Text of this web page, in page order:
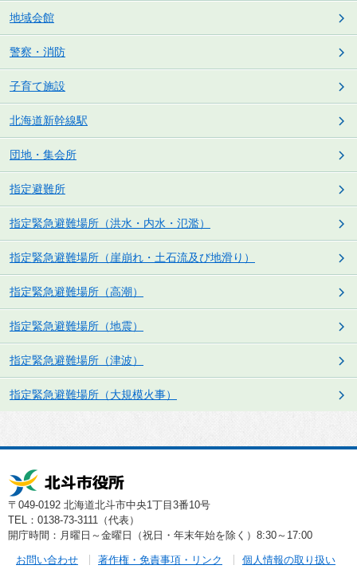
地域会館
警察・消防
子育て施設
北海道新幹線駅
団地・集会所
指定避難所
指定緊急避難場所（洪水・内水・氾濫）
指定緊急避難場所（崖崩れ・土石流及び地滑り）
指定緊急避難場所（高潮）
指定緊急避難場所（地震）
指定緊急避難場所（津波）
指定緊急避難場所（大規模火事）
〒049-0192 北海道北斗市中央1丁目3番10号
TEL：0138-73-3111（代表）
開庁時間：月曜日～金曜日（祝日・年末年始を除く）8:30～17:00
お問い合わせ 著作権・免責事項・リンク 個人情報の取り扱い